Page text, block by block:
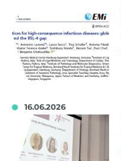
16.06.2026